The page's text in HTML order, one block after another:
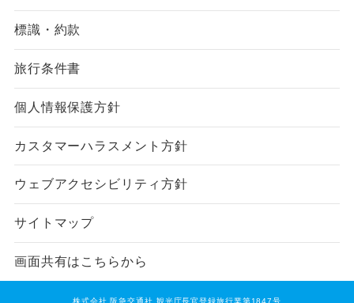
標識・約款
旅行条件書
個人情報保護方針
カスタマーハラスメント方針
ウェブアクセシビリティ方針
サイトマップ
画面共有はこちらから
株式会社 阪急交通社 観光庁長官登録旅行業第1847号